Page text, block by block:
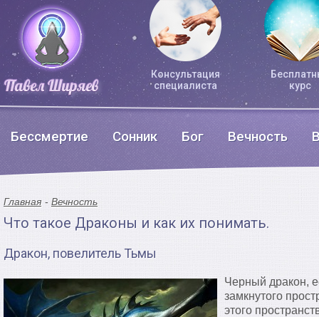
Консультация
специалиста
курс
Бессмертие Сонник Бог Вечность
Главная Вечность
Что такое Драконы и как их понимать.
Дракон, повелитель Тьмы
Черный дракон,
замкнутого
этого